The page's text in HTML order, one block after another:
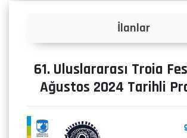
Projeler
61. Uluslararası Troia
Ağustos 2024 Tarihli